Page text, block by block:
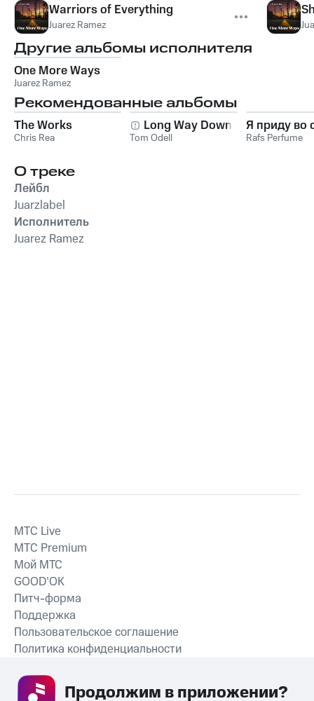
Warriors of Everything
Juarez Ramez
Другие альбомы исполнителя
One More Ways
Juarez Ramez
Рекомендованные альбомы
The Works
Chris Rea
Long Way Down
Tom Odell
Я приду во
Rafs Perfume
О треке
Лейбл
Juarzlabel
Исполнитель
Juarez Ramez
СКАЧАТЬ ПРИЛОЖЕНИЕ
MTС Live
MTС Premium
Мой МТС
GOOD’OK
Питч-форма
Поддержка
Пользовательское соглашение
Политика конфиденциальности